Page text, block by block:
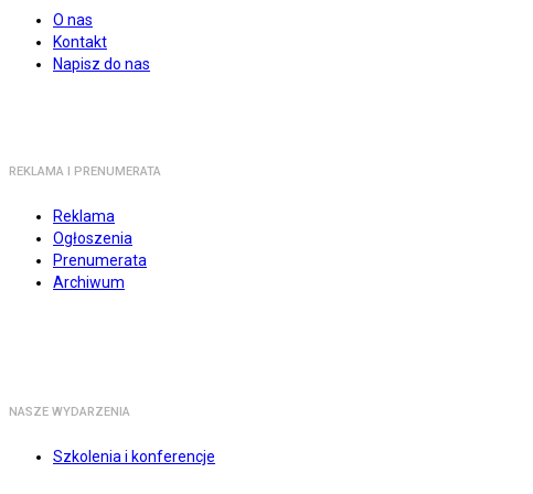
O nas
Kontakt
Napisz do nas
REKLAMA I PRENUMERATA
Reklama
Ogłoszenia
Prenumerata
Archiwum
NASZE WYDARZENIA
Szkolenia i konferencje